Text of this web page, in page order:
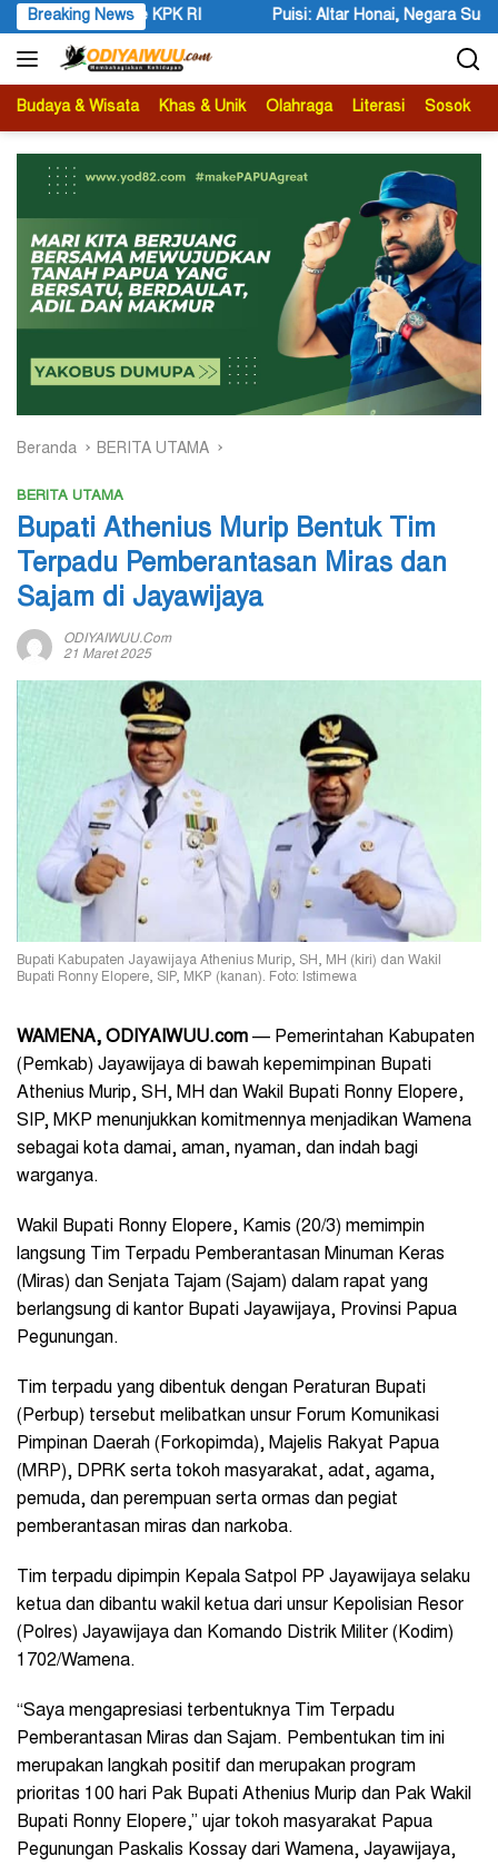
Langsung
ke
konten
Breaking News
Altar Honai, Negara Suci, dan Utusan Langit Karya Siswa dan
Budaya & Wisata Khas & Unik Olahraga Literasi Sosok
Beranda BERITA UTAMA
BERITA UTAMA
Bupati Athenius Murip Bentuk Tim
Terpadu Pemberantasan Miras dan
Sajam di Jayawijaya
ODIYAIWUU.com
21 Maret 2025
Bupati Kabupaten Jayawijaya Athenius Murip, SH, MH (kiri) dan Wakil
Bupati Ronny Elopere, SIP, MKP (kanan). Foto: Istimewa
WAMENA, ODIYAIWUU.com — Pemerintahan Kabupaten
(Pemkab) Jayawijaya di bawah kepemimpinan Bupati
Athenius Murip, SH, MH dan Wakil Bupati Ronny Elopere,
SIP, MKP menunjukkan komitmennya menjadikan Wamena
sebagai kota damai, aman, nyaman, dan indah bagi
warganya.
Wakil Bupati Ronny Elopere, Kamis (20/3) memimpin
langsung Tim Terpadu Pemberantasan Minuman Keras
(Miras) dan Senjata Tajam (Sajam) dalam rapat yang
berlangsung di kantor Bupati Jayawijaya, Provinsi Papua
Pegunungan.
Tim terpadu yang dibentuk dengan Peraturan Bupati
(Perbup) tersebut melibatkan unsur Forum Komunikasi
Pimpinan Daerah (Forkopimda), Majelis Rakyat Papua
(MRP), DPRK serta tokoh masyarakat, adat, agama,
pemuda, dan perempuan serta ormas dan pegiat
pemberantasan miras dan narkoba.
Tim terpadu dipimpin Kepala Satpol PP Jayawijaya selaku
ketua dan dibantu wakil ketua dari unsur Kepolisian Resor
(Polres) Jayawijaya dan Komando Distrik Militer (Kodim)
1702/Wamena.
“Saya mengapresiasi terbentuknya Tim Terpadu
Pemberantasan Miras dan Sajam. Pembentukan tim ini
merupakan langkah positif dan merupakan program
prioritas 100 hari Pak Bupati Athenius Murip dan Pak Wakil
Bupati Ronny Elopere,” ujar tokoh masyarakat Papua
Pegunungan Paskalis Kossay dari Wamena, Jayawijaya,